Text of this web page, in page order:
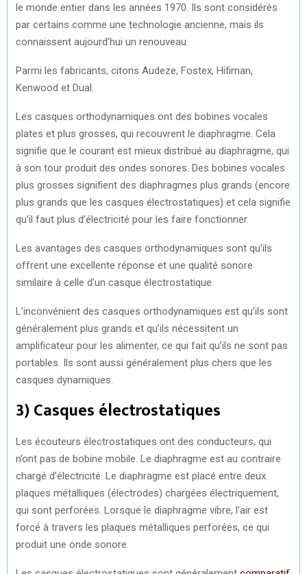
le monde entier dans les années 1970. Ils sont considérés
par certains comme une technologie ancienne, mais ils
connaissent aujourd’hui un renouveau.
Parmi les fabricants, citons Audeze, Fostex, Hifiman,
Kenwood et Dual.
Les casques orthodynamiques ont des bobines vocales
plates et plus grosses, qui recouvrent le diaphragme. Cela
signifie que le courant est mieux distribué au diaphragme, qui
à son tour produit des ondes sonores. Des bobines vocales
plus grosses signifient des diaphragmes plus grands (encore
plus grands que les casques électrostatiques) et cela signifie
qu’il faut plus d’électricité pour les faire fonctionner.
Les avantages des casques orthodynamiques sont qu’ils
offrent une excellente réponse et une qualité sonore
similaire à celle d’un casque électrostatique.
L’inconvénient des casques orthodynamiques est qu’ils sont
généralement plus grands et qu’ils nécessitent un
amplificateur pour les alimenter, ce qui fait qu’ils ne sont pas
portables. Ils sont aussi généralement plus chers que les
casques dynamiques.
3) Casques électrostatiques
Les écouteurs électrostatiques ont des conducteurs, qui
n’ont pas de bobine mobile. Le diaphragme est au contraire
chargé d’électricité. Le diaphragme est placé entre deux
plaques métalliques (électrodes) chargées électriquement,
qui sont perforées. Lorsque le diaphragme vibre, l’air est
forcé à travers les plaques métalliques perforées, ce qui
produit une onde sonore.